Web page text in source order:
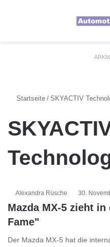
Startseite / SKYACTIV
Alexandra Rüsche 30.
Mazda MX-5 zieht
Fame"
Der Mazda MX-5 hat die